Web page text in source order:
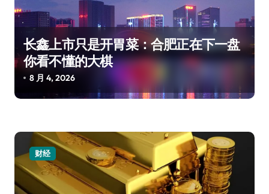
长鑫上市只是开胃菜：合肥正在下一盘
你看不懂的大棋
8 月 4, 2026
财经